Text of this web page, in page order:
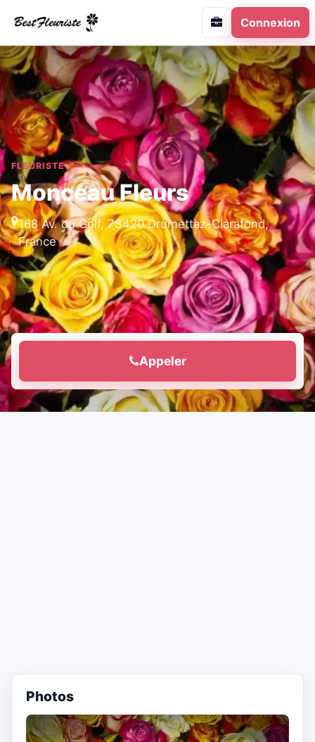
Connexion
FLEURISTE
Monceau Fleurs
168 Av. du Golf, 73420 Drumettaz-Clarafond,
France
Appeler
Photos